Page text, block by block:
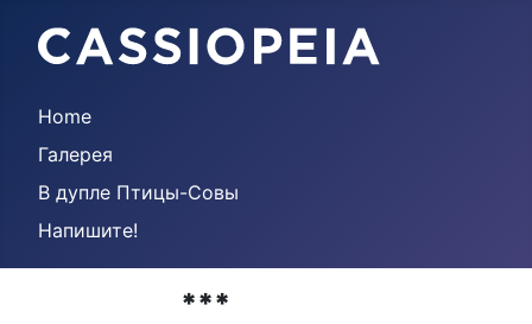
Home
Галерея
В дупле Птицы-Совы
Напишите!
***